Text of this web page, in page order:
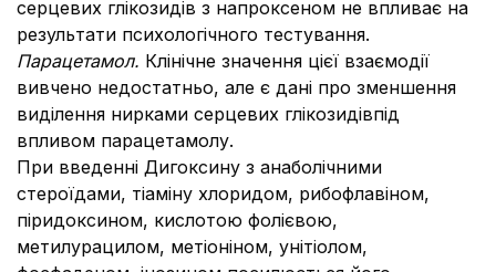
серцевих глікозидів з напроксеном не впливає на
результати психологічного тестування.
Парацетамол. Клiнiчне значення цiєї взаємодiї
вивчено недостатньо, але є данi про зменшення
видiлення нирками серцевих глікозидівпiд
впливом парацетамолу.
При введенні Дигоксину з анаболічними
стероїдами, тіаміну хлоридом, рибофлавіном,
піридоксином, кислотою фолієвою,
метилурацилом, метіоніном, унітіолом,